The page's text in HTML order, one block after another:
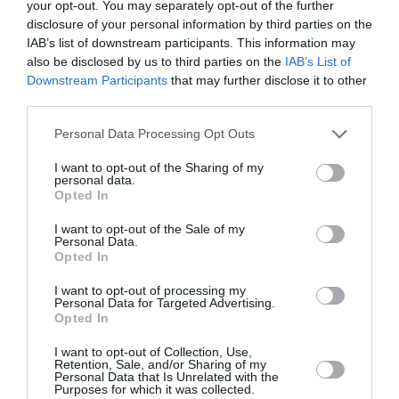
your opt-out. You may separately opt-out of the further
disclosure of your personal information by third parties on the
IAB’s list of downstream participants. This information may
also be disclosed by us to third parties on the IAB’s List of
Downstream Participants that may further disclose it to other
Personal Data Processing Opt Outs
I want to opt-out of the Sharing of my
personal data.
Opted In
I want to opt-out of the Sale of my
Personal Data.
Opted In
I want to opt-out of processing my
Personal Data for Targeted Advertising.
Opted In
I want to opt-out of Collection, Use,
Retention, Sale, and/or Sharing of my
Personal Data that Is Unrelated with the
Purposes for which it was collected.
-Des agents pour enregistrer les bagages.
-Des agents pour trier les bagages au sous sol.
-Des agents pour emmener les bagages à l’avion.
-Des agents pour charger les bagages, minimum 3
pour du vrac, 2 pour des conteneurs.
-Plus de poids donc plus de conso carburant.
Idem pour l’arrivée.
Sans compter les retards provoqués par des
embarqué à l’heure.
Il y’a aussi les frais en cas de perte: indemnisation,
RÉPONDRE
Shôguna commenté :
1 mai 2019 - 23 h 39
min